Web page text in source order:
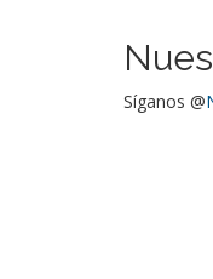
Síganos @